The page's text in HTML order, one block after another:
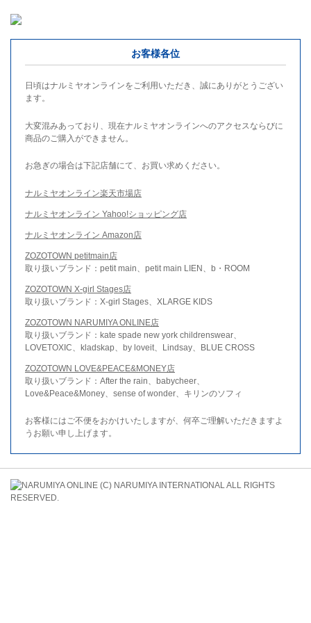
お客様各位
日頃はナルミヤオンラインをご利用いただき、誠にありがとうござい
ます。
大変混みあっており、現在ナルミヤオンラインへのアクセスならびに
商品のご購入ができません。
お急ぎの場合は下記店舗にて、お買い求めください。
ナルミヤオンライン楽天市場店
ナルミヤオンライン Yahoo!ショッピング店
ナルミヤオンライン Amazon店
ZOZOTOWN petitmain店
取り扱いブランド：petit main、petit main LIEN、b・ROOM
ZOZOTOWN X-girl Stages店
取り扱いブランド：X-girl Stages、XLARGE KIDS
ZOZOTOWN NARUMIYA ONLINE店
取り扱いブランド：kate spade new york childrenswear、
LOVETOXIC、kladskap、by loveit、Lindsay、BLUE CROSS
ZOZOTOWN LOVE&PEACE&MONEY店
取り扱いブランド：After the rain、babycheer、
Love&Peace&Money、sense of wonder、キリンのソフィ
お客様にはご不便をおかけいたしますが、何卒ご理解いただきますよ
うお願い申し上げます。